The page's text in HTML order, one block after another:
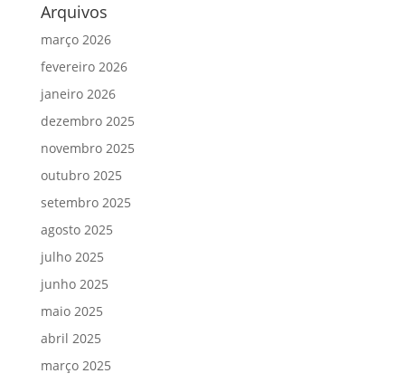
Arquivos
março 2026
fevereiro 2026
janeiro 2026
dezembro 2025
novembro 2025
outubro 2025
setembro 2025
agosto 2025
julho 2025
junho 2025
maio 2025
abril 2025
março 2025